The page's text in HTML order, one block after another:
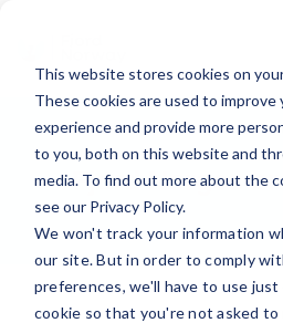
This website stores cookies on
These cookies are used to
experience and provide more
to you, both on this website and
media. To find out more about the
see our Privacy Policy.
We won't track your information
our site. But in order to comply
preferences, we'll have to use
cookie so that you're not asked to
Fjord Norges